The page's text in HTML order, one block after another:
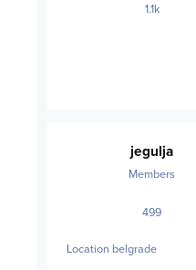
1.1kposts
jegulja
Members
499posts
Location belgrade